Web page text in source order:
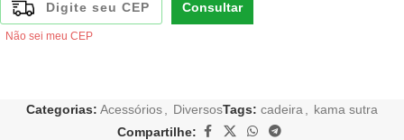
Consultar
Não sei meu CEP
Categorias: Acessórios, DiversosTags: cadeira, kama sutra
Compartilhe: